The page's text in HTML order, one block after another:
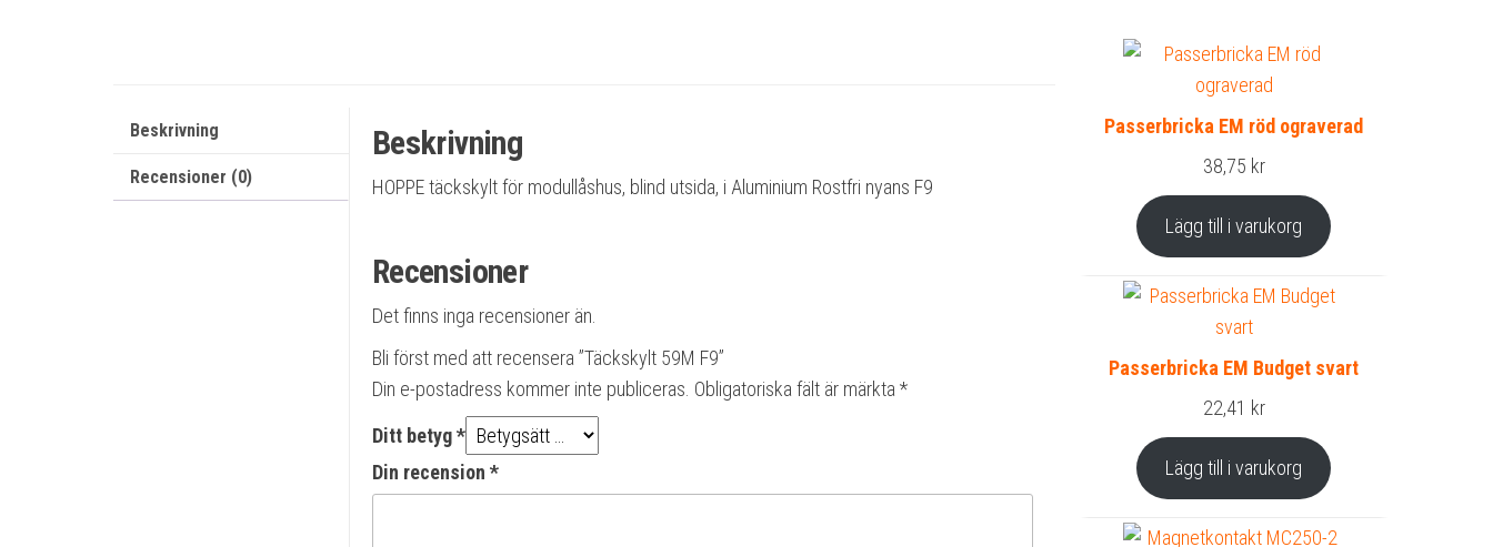
Beskrivning
Recensioner (0)
Beskrivning
HOPPE täckskylt för modullåshus, blind utsida, i Aluminium Rostfri nyans F9
Recensioner
Det finns inga recensioner än.
Bli först med att recensera ”Täckskylt 59M F9”
Din e-postadress kommer inte publiceras. Obligatoriska fält är märkta *
Ditt betyg*
Din recension *
Passerbricka EM röd ograverad
38,75 kr
Lägg till i varukorg
Passerbricka EM Budget svart
22,41 kr
Lägg till i varukorg